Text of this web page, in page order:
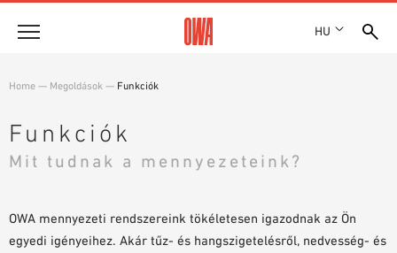
HU
TELEPHELYEK
SHOWROOM 7TH FLOOR
Termékek
TERMÉKÁTTEKINTÉS
Megoldások
ALKALMAZÁSI TERÜLETEK
Referenciák
Home — Megoldások — Funkciók
Funkciók
Mit tudnak a mennyezeteink?
OWA mennyezeti rendszereink tökéletesen igazodnak az Ön
egyedi igényeihez. Akár tűz- és hangszigetelésről, nedvesség- és